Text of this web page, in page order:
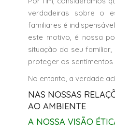
verdadeiras sobre o
familiares é
este motivo, é nossa
situação do seu
proteger os sentimentos
No entanto, a verdade
NAS NOSSAS
AO AMBIENTE
A NOSSA VISÃO